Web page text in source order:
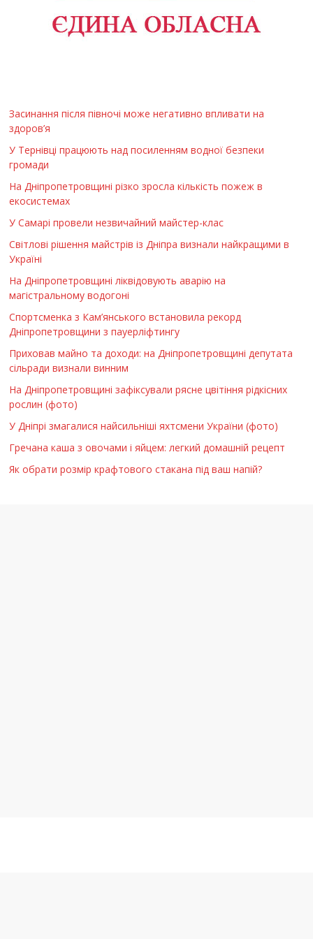
Засинання після півночі може негативно впливати на
здоров’я
У Тернівці працюють над посиленням водної безпеки
громади
На Дніпропетровщині різко зросла кількість пожеж в
екосистемах
У Самарі провели незвичайний майстер-клас
Світлові рішення майстрів із Дніпра визнали найкращими в
Україні
На Дніпропетровщині ліквідовують аварію на
магістральному водогоні
Спортсменка з Кам’янського встановила рекорд
Дніпропетровщини з пауерліфтингу
Приховав майно та доходи: на Дніпропетровщині депутата
сільради визнали винним
На Дніпропетровщині зафіксували рясне цвітіння рідкісних
рослин (фото)
У Дніпрі змагалися найсильніші яхтсмени України (фото)
Гречана каша з овочами і яйцем: легкий домашній рецепт
Як обрати розмір крафтового стакана під ваш напій?